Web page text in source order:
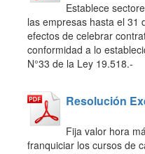
Establece
las empresas hasta el 31
efectos de celebrar
conformidad a lo
N°33 de la Ley 19.518.-
Resolución
Fija valor hora
franquiciar los cursos de